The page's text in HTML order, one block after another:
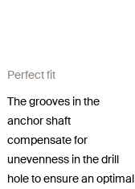
Perfect fit
The grooves in the
anchor shaft
compensate for
unevenness in the drill
hole to ensure an optimal